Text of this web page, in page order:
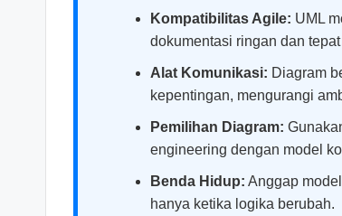
Kompatibilitas Agile: UML
dokumentasi ringan dan
Alat Komunikasi: Diagram
kepentingan, mengurangi
Pemilihan Diagram:
engineering dengan model
Benda Hidup: Anggap
hanya ketika logika berubah.